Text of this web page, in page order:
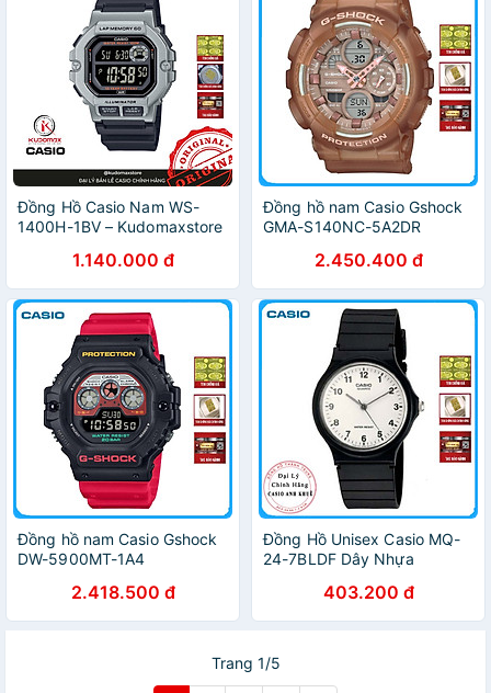
Đồng Hồ Casio Nam WS-
1400H-1BV – Kudomaxstore
1.140.000 đ
Đồng hồ nam Casio Gshock
GMA-S140NC-5A2DR
2.450.400 đ
Đồng hồ nam Casio Gshock
DW-5900MT-1A4
2.418.500 đ
Đồng Hồ Unisex Casio MQ-
24-7BLDF Dây Nhựa
403.200 đ
Trang 1/5